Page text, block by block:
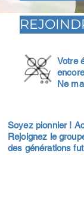
Votre
Ne
Soyez pionnier !
Rejoignez le
des générations